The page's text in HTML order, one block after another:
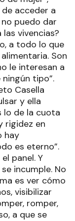
acceder a
puedo dar
vivencias?
a todo lo que
Son
le interesan a
tipo”.
Casella
y ella
lo de la cuota
rigidez en
hay
es eterno”.
panel. Y
incumple. No
es ver cómo
visibilizar
romper,
a que se